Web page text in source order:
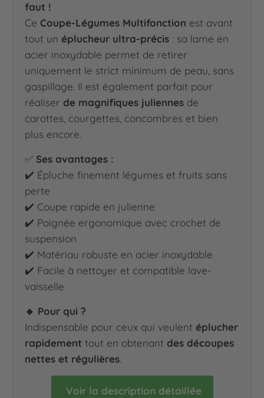
faut !
Ce Coupe-Légumes Multifonction est avant
tout un éplucheur ultra-précis : sa lame en
acier inoxydable permet de retirer
uniquement le strict minimum de peau, sans
gaspillage. Il est également parfait pour
réaliser de magnifiques juliennes de
carottes, courgettes, concombres et bien
plus encore.
✅ Ses avantages :
✔️ Épluche finement légumes et fruits sans
perte
✔️ Coupe rapide en julienne
✔️ Poignée ergonomique avec crochet de
suspension
✔️ Matériau robuste en acier inoxydable
✔️ Facile à nettoyer et compatible lave-
vaisselle
🔸 Pour qui ?
Indispensable pour ceux qui veulent éplucher
rapidement tout en obtenant des découpes
nettes et régulières.
Voir la description détaillée